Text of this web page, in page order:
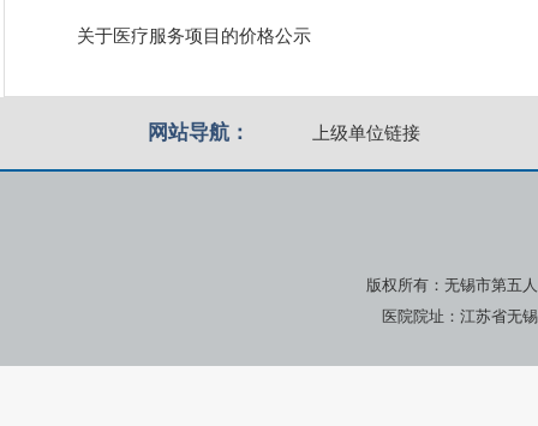
关于医疗服务项目的价格公示
网站导航： 上级单位链接
版权所有：无锡市第五
医院院址：江苏省无